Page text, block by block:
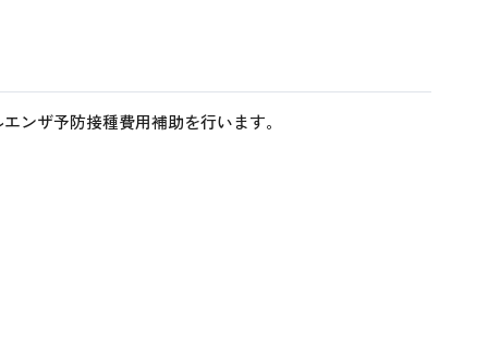
ンザ予防接種費用補助を行います。